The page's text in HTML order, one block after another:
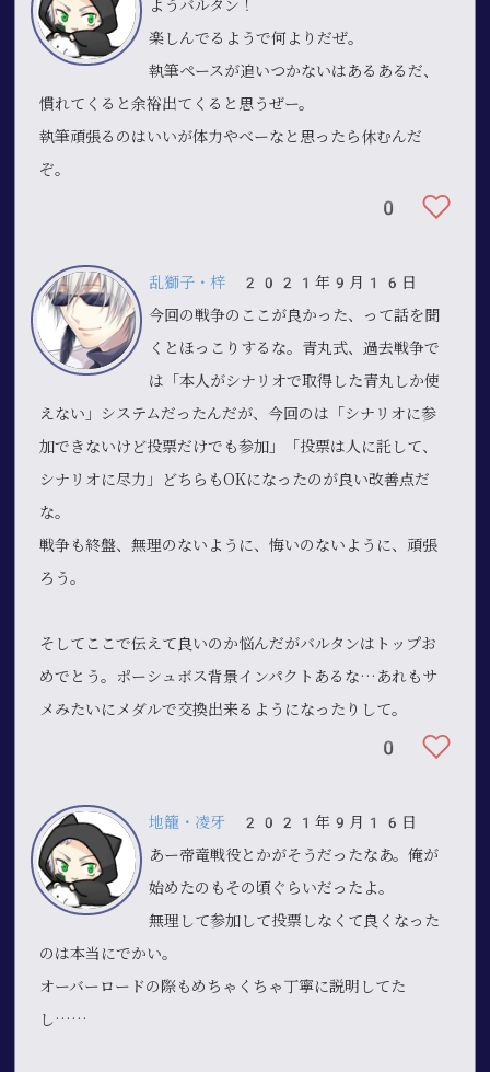
ようバルタン！
楽しんでるようで何よりだぜ。
執筆ペースが追いつかないはあるあるだ、
慣れてくると余裕出てくると思うぜー。
執筆頑張るのはいいが体力やべーなと思ったら休むんだ
ぞ。
0
乱獅子・梓 2021年9月16日
今回の戦争のここが良かった、って話を聞
くとほっこりするな。青丸式、過去戦争で
は「本人がシナリオで取得した青丸しか使
えない」システムだったんだが、今回のは「シナリオに参
加できないけど投票だけでも参加」「投票は人に託して、
シナリオに尽力」どちらもOKになったのが良い改善点だ
な。
戦争も終盤、無理のないように、悔いのないように、頑張
ろう。
そしてここで伝えて良いのか悩んだがバルタンはトップお
めでとう。ポーシュボス背景インパクトあるな…あれもサ
メみたいにメダルで交換出来るようになったりして。
0
地籠・凌牙 2021年9月16日
あー帝竜戦役とかがそうだったなあ。俺が
始めたのもその頃ぐらいだったよ。
無理して参加して投票しなくて良くなった
のは本当にでかい。
オーバーロードの際もめちゃくちゃ丁寧に説明してた
し……